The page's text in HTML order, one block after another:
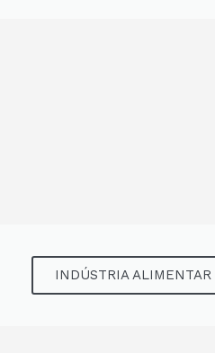
INDÚSTRIA ALIMENTAR